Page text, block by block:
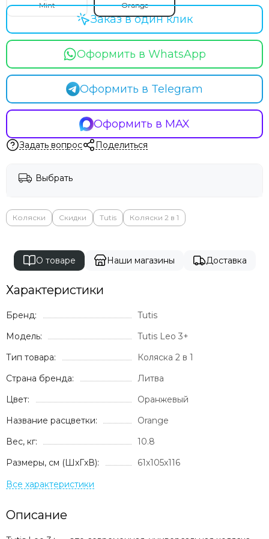
Recaro
Redsbaby
Somelove
Tutis
Tutti di Mare
VTech
Лель
Наследник Выжанова
Mint Orange
Оформить в WhatsApp
Оформить в Telegram
Оформить в MAX
Заказ в один клик
Задать вопрос Поделиться
Выбрать
Коляски Скидки Tutis Коляски 2 в 1
О товаре Наши магазины Доставка
Характеристики
Бренд:
Tutis
Модель:
Tutis Leo 3+
Тип товара:
Коляска 2 в 1
Страна бренда:
Литва
Цвет:
Оранжевый
Название расцветки:
Orange
Вес, кг:
10.8
Размеры, см (ШxГxВ):
61x105x116
Описание